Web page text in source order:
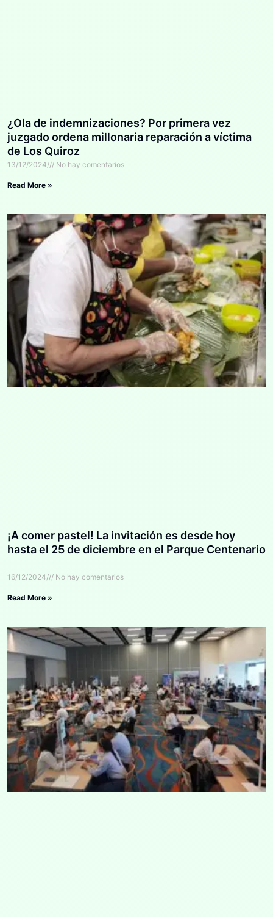
¿Ola de indemnizaciones? Por primera vez
juzgado ordena millonaria reparación a víctima
de Los Quiroz
13/12/2024 No hay comentarios
Read More »
¡A comer pastel! La invitación es desde hoy
hasta el 25 de diciembre en el Parque Centenario
16/12/2024 No hay comentarios
Read More »